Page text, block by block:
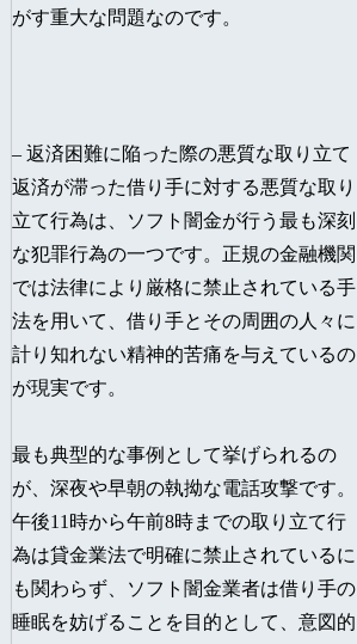
がす重大な問題なのです。
– 返済困難に陥った際の悪質な取り立て
返済が滞った借り手に対する悪質な取り
立て行為は、ソフト闇金が行う最も深刻
な犯罪行為の一つです。正規の金融機関
では法律により厳格に禁止されている手
法を用いて、借り手とその周囲の人々に
計り知れない精神的苦痛を与えているの
が現実です。
最も典型的な事例として挙げられるの
が、深夜や早朝の執拗な電話攻撃です。
午後11時から午前8時までの取り立て行
為は貸金業法で明確に禁止されているに
も関わらず、ソフト闇金業者は借り手の
睡眠を妨げることを目的として、意図的